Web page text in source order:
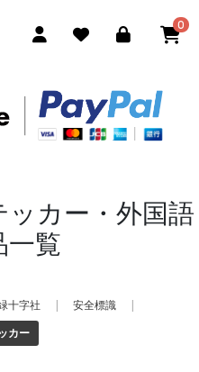
0
カー・外国語
一覧
十字社 | 安全標識
|
カー